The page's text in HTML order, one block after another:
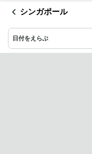
シンガポール
日付をえらぶ